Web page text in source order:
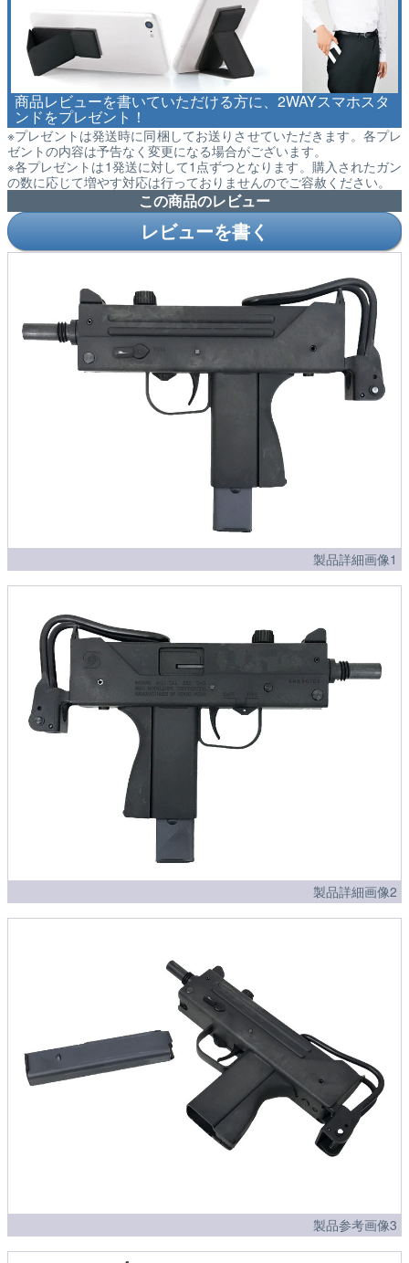
商品レビューを書いていただける方に、2WAYスマホスタ
ンドをプレゼント！
※プレゼントは発送時に同梱してお送りさせていただきます。各プレ
ゼントの内容は予告なく変更になる場合がございます。
※各プレゼントは1発送に対して1点ずつとなります。購入されたガン
の数に応じて増やす対応は行っておりませんのでご容赦ください。
この商品のレビュー
レビューを書く
製品詳細画像1
製品詳細画像2
製品参考画像3